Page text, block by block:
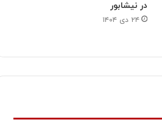
در نیشابور
۲۴ دی ۱۴۰۴